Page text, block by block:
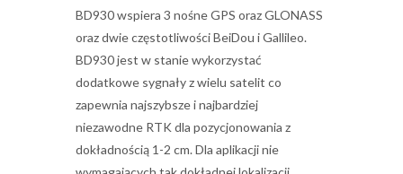
BD930 wspiera 3 nośne GPS oraz GLONASS
oraz dwie częstotliwości BeiDou i Gallileo.
BD930 jest w stanie wykorzystać
dodatkowe sygnały z wielu satelit co
zapewnia najszybsze i najbardziej
niezawodne RTK dla pozycjonowania z
dokładnością 1-2 cm. Dla aplikacji nie